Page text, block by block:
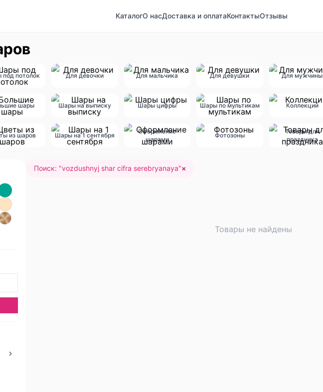
КаталогО насДоставка и оплатаКонтактыОтзывы
потолок Для девочки Для мальчика Для девушки Для мужчины
шары Шары на выписку Шары цифры Шары по мультикам Коллекции
из шаров Шары на 1 сентября
Оформление
шарами
Фотозоны
Товары для
праздника
Поиск: "vozdushnyj shar cifra serebryanaya"×
Товары не найдены